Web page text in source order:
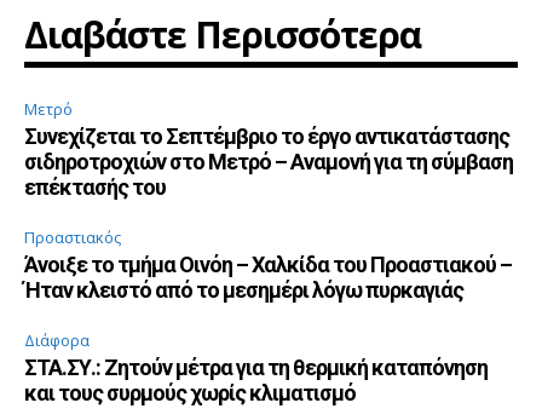
Διαβάστε Περισσότερα
Μετρό
Συνεχίζεται το Σεπτέμβριο το έργο αντικατάστασης
σιδηροτροχιών στο Μετρό – Αναμονή για τη σύμβαση
επέκτασής του
Προαστιακός
Άνοιξε το τμήμα Οινόη – Χαλκίδα του Προαστιακού –
Ήταν κλειστό από το μεσημέρι λόγω πυρκαγιάς
Διάφορα
ΣΤΑ.ΣΥ.: Ζητούν μέτρα για τη θερμική καταπόνηση
και τους συρμούς χωρίς κλιματισμό